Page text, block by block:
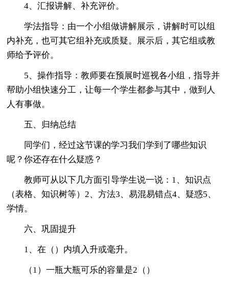
4、汇报讲解、补充评价。
学法指导：由一个小组做讲解展示，讲解时可以组
内补充，也可其它组补充或质疑。展示后，其它组或教
师给予评价。
5、操作指导：教师要在预展时巡视各小组，指导并
帮助小组快速分工，让每一个学生都参与其中，做到人
人有事做。
五、归纳总结
同学们，经过这节课的学习我们学到了哪些知识
呢？你还存在什么疑惑？
教师可从以下几方面引导学生说一说：1、知识点
（表格、知识树等）2、方法3、易混易错点4、疑惑5、
学情。
六、巩固提升
1、在（）内填入升或毫升。
（1）一瓶大瓶可乐的容量是2（）